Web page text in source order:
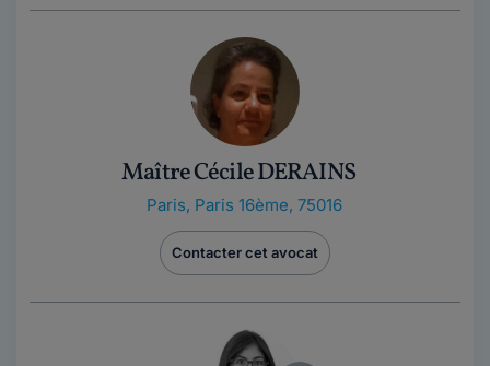
Maître Cécile DERAINS
Paris, Paris 16ème, 75016
Contacter cet avocat